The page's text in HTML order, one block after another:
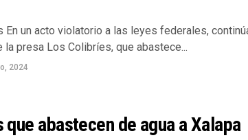
En un acto violatorio a las leyes federales,
presa Los Colibríes, que abastece...
2024
abastecen de agua a Xalapa